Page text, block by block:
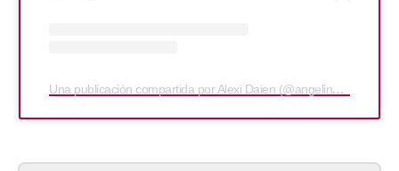
Una publicación compartida por Alexi Daien (@angelinversace)